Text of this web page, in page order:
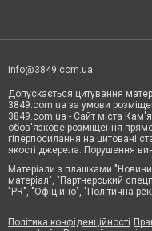
info@3849.com.ua
Допускається цитування
3849.com.ua за умови
3849.com.ua - Сайт міста
обов'язкове розміщення
гіперпосилання на цитовані
якості джерела. Порушення
Матеріали з плашками
матеріал", "Партнерський
"PR", "Офіційно", "Політична
Політика конфіденційності